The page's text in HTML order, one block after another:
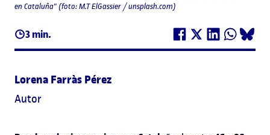
3 min.
en Cataluña" (foto: M.T ElGassier / unsplash.com)
Lorena Farràs Pérez
Autor